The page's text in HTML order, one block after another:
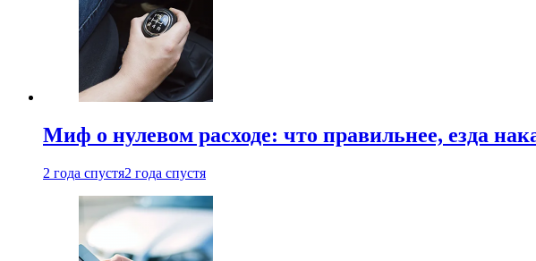
Миф о нулевом расходе: что правильнее, езда
2 года спустя2 года спустя